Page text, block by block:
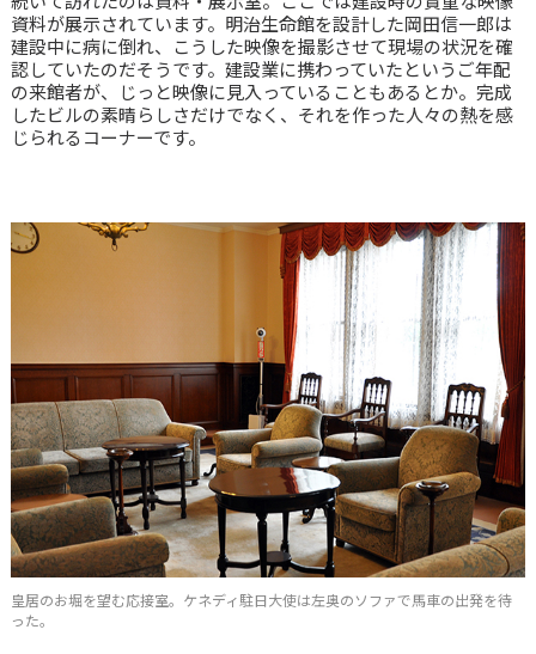
資料が展示されています。明治生命館を設計した岡田信一郎は
建設中に病に倒れ、こうした映像を撮影させて現場の状況を確
認していたのだそうです。建設業に携わっていたというご年配
の来館者が、じっと映像に見入っていることもあるとか。完成
したビルの素晴らしさだけでなく、それを作った人々の熱を感
じられるコーナーです。
皇居のお堀を望む応接室。ケネディ駐日大使は左奥のソファで馬車の出発を待
った。